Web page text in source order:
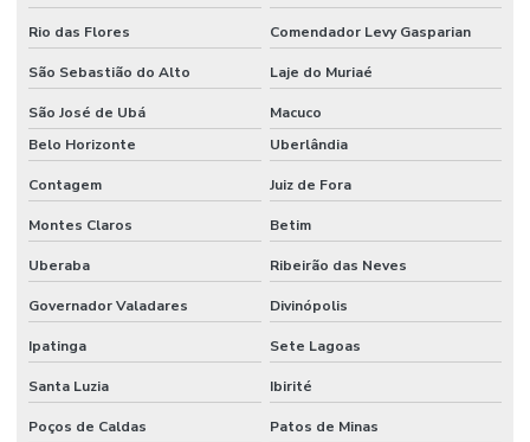
Rio das Flores Comendador Levy Gasparian
São Sebastião do Alto Laje do Muriaé
São José de Ubá
Macuco
Belo Horizonte
Uberlândia
Contagem Juiz de Fora
Montes Claros Betim
Uberaba Ribeirão das Neves
Governador Valadares Divinópolis
Ipatinga Sete Lagoas
Santa Luzia Ibirité
Poços de Caldas Patos de Minas